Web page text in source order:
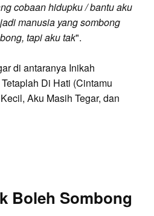
cobaan hidupku / bantu aku
manusia yang sombong
tapi aku tak".
di antaranya Inikah
Di Hati (Cintamu
Aku Masih Tegar, dan
Boleh Sombong